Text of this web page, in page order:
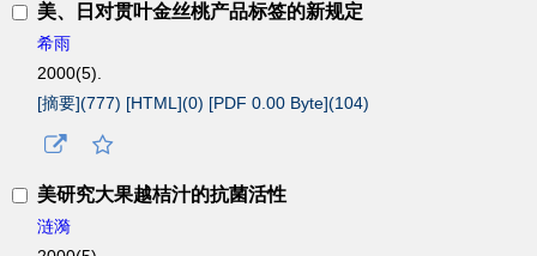
美、日对贯叶金丝桃产品标签的新规定
希雨
2000(5).
[摘要](777) [HTML](0) [PDF 0.00 Byte](104)
美研究大果越桔汁的抗菌活性
涟漪